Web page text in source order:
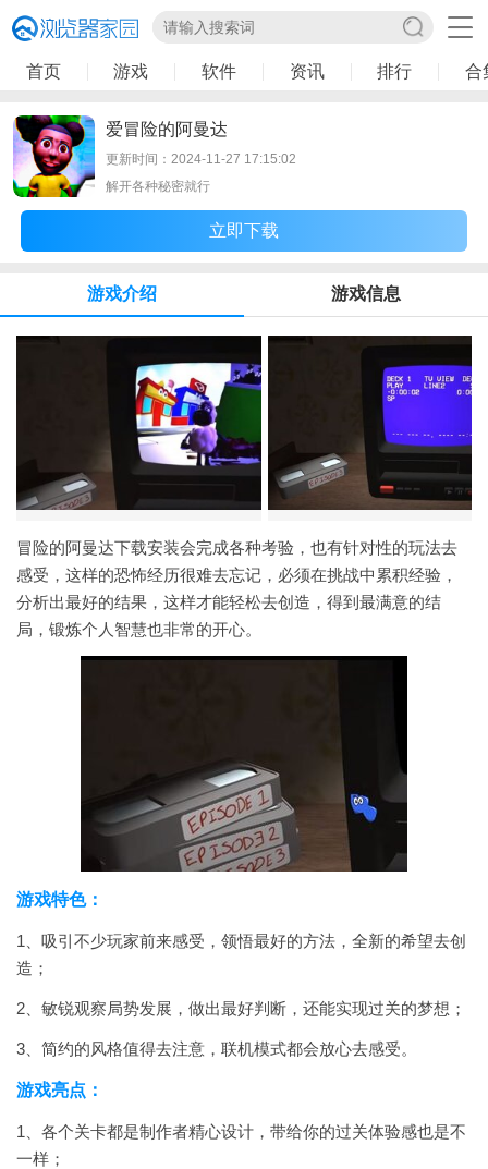
首页 游戏 软件 资讯 排行 合
爱冒险的阿曼达
更新时间：2024-11-27 17:15:02
解开各种秘密就行
立即下载
游戏介绍 游戏信息
冒险的阿曼达下载安装会完成各种考验，也有针对性的玩法去
感受，这样的恐怖经历很难去忘记，必须在挑战中累积经验，
分析出最好的结果，这样才能轻松去创造，得到最满意的结
局，锻炼个人智慧也非常的开心。
游戏特色：
1、吸引不少玩家前来感受，领悟最好的方法，全新的希望去创
造；
2、敏锐观察局势发展，做出最好判断，还能实现过关的梦想；
3、简约的风格值得去注意，联机模式都会放心去感受。
游戏亮点：
1、各个关卡都是制作者精心设计，带给你的过关体验感也是不
一样；